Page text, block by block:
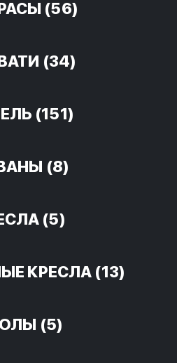
(56)
(34)
(151)
(8)
(5)
КРЕСЛА (13)
(5)